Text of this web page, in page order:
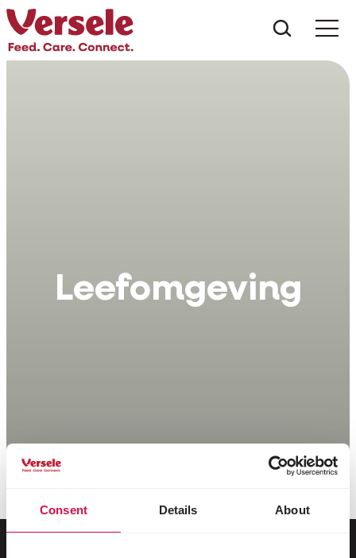
Consent Details About
Leefomgeving